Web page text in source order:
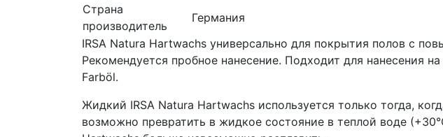
Страна
производитель
Германия
IRSA Natura Hartwachs универсально для покрытия полов с
Рекомендуется пробное нанесение. Подходит для нанесения
Farböl.
Жидкий IRSA Natura Hartwachs используется только тогда,
возможно превратить в жидкое состояние в теплой воде